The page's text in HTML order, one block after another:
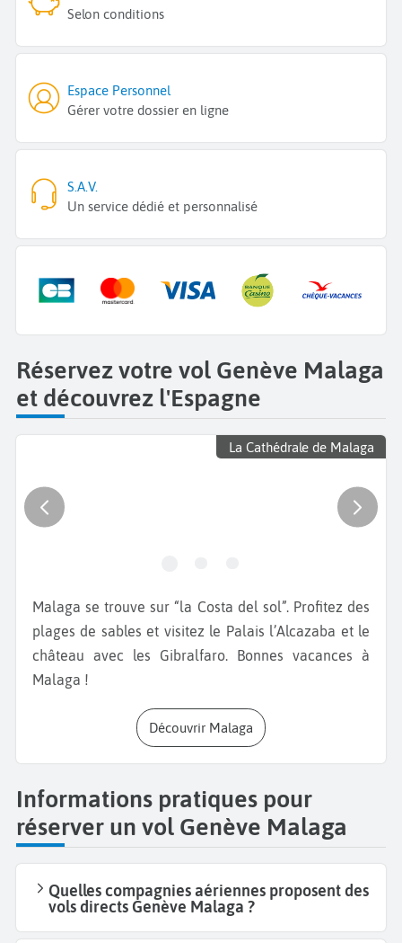
Selon conditions
Espace Personnel
Gérer votre dossier en ligne
S.A.V.
Un service dédié et personnalisé
Réservez votre vol Genève Malaga
et découvrez l'Espagne
La Cathédrale de Malaga
Malaga se trouve sur “la Costa del sol”. Profitez des
plages de sables et visitez le Palais l’Alcazaba et le
château avec les Gibralfaro. Bonnes vacances à
Malaga !
Découvrir Malaga
Informations pratiques pour
réserver un vol Genève Malaga
Quelles compagnies aériennes proposent des
vols directs Genève Malaga ?